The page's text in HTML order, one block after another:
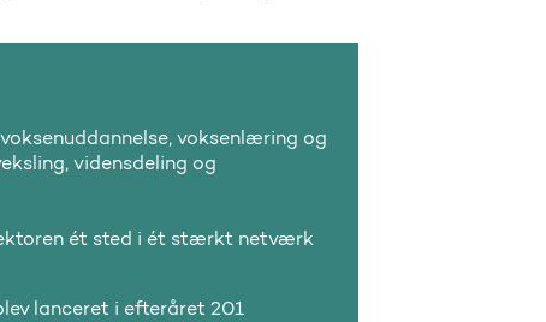
voksenlæring og
vidensdeling og
ét sted i ét stærkt netværk
lanceret i efteråret 201